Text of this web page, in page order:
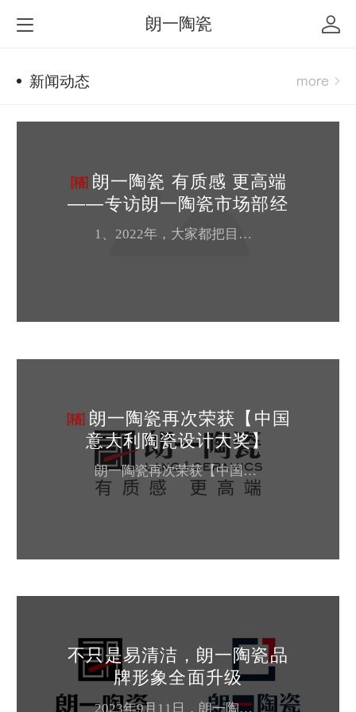
朗一陶瓷
新闻动态
​朗一陶瓷 有质感 更高端
——专访朗一陶瓷市场部经
理
1、2022年，大家都把目光聚焦到“质感砖”这个赛道，但是目前对于“质感砖”并没有明确意义上的划分，朗一陶瓷作为在“质感砖”领域深耕的****，您怎样定义质感砖？ 通常业内把肉眼观察在5°度以下的光泽称为无光，8°-18°度之间称为雅光、哑光，18°-40°左右的光泽称为丝光，故朗一陶瓷把光泽度在40°度以下，触感细腻、色感纯正的各类工艺瓷砖产品定义为“质感砖”。2、朗一陶瓷的产品理念...
朗一陶瓷再次荣获【中国
意大利陶瓷设计大奖】
朗一陶瓷再次荣获【中国意大利陶瓷设计大奖】 2022年，朗一陶瓷继荣获中国陶瓷网，中国建筑装饰协会，第十八届中国陶瓷行业新锐榜等权威机构颁布的“大理石瓷砖十大品牌”、“原创金奖”、“设计师喜爱产品”等荣誉后，9月26日，在意大利博洛尼亚陶瓷展开幕之际，再次获得“中国意大利陶瓷设计大奖”。“中国意大利陶瓷设计大奖”由意大利陶瓷机械及设备制造商协会（ACIMAC）与陶城报联合主办，由中、意两国2...
不只是易清洁，朗一陶瓷品
牌形象全面升级
2023年9月11日，朗一陶瓷举办首届【易清洁】瓷砖新品发布会暨涂鸦去污挑战赛，优质的产品、沉浸式的体验形式令现场参会者印象深刻。事实上，2023年是朗一陶瓷大步向前的一年，不只是易清洁产品，在品牌运作，销售升级等方面也有全新的建设。视觉全面升级更年轻、更高级2023年时朗一陶瓷全新出发的一年。朗一认为，全新的战略、升级的产品，品牌视觉系统必然也要全面升级。成功的视觉形象目的在于传递品牌价值...